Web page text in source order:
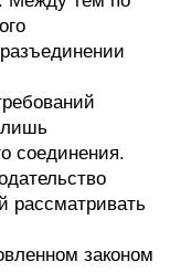
лишь
соединения.
рассматривать
законом